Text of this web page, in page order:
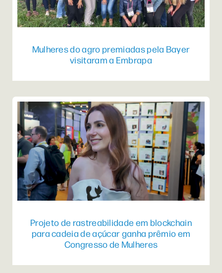
Mulheres do agro premiadas pela Bayer
visitaram a Embrapa
Projeto de rastreabilidade em blockchain
para cadeia de açúcar ganha prêmio em
Congresso de Mulheres